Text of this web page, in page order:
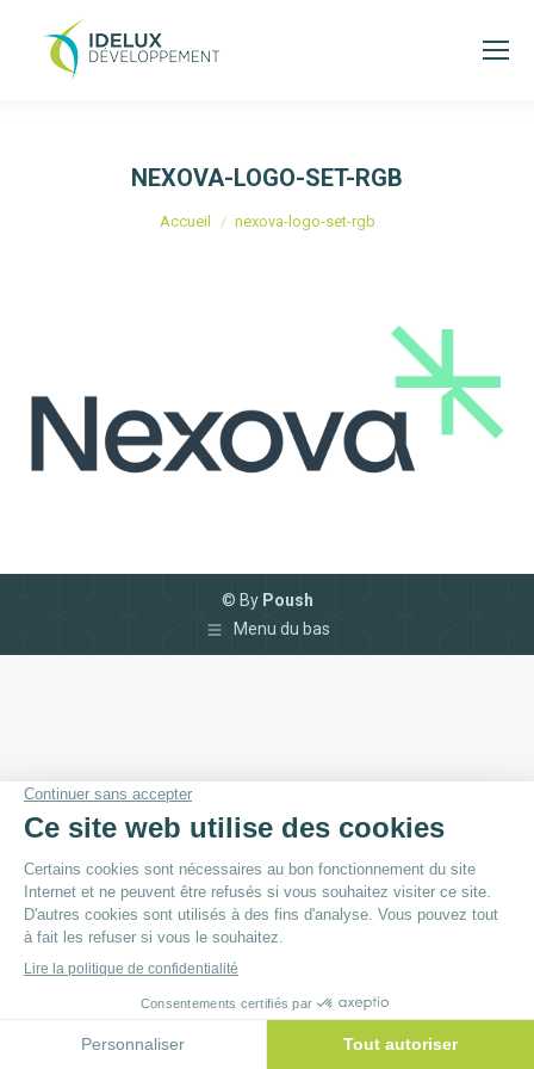
NEXOVA-LOGO-SET-RGB
Vous êtes ici :
Accueil nexova-logo-set-rgb
© By Poush
Menu du bas